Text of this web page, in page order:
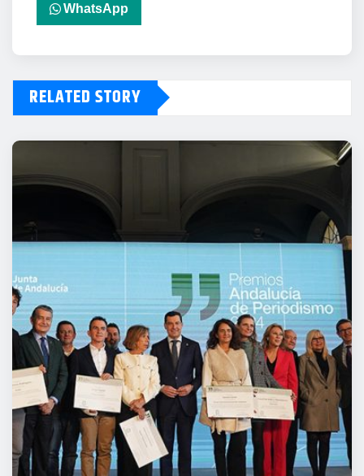
WhatsApp
RELATED STORY